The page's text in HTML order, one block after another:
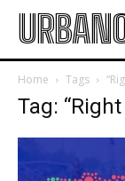
Home Tags
Tag: